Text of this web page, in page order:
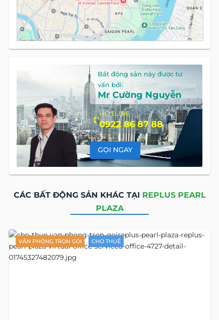
Bất động sản này được tư
vấn bởi:
Mr Cường Nguyễn
HOTLINE
0922 86 87 88
GỌI NGAY
CÁC BẤT ĐỘNG SẢN KHÁC TẠI REPLUS PEARL
PLAZA
VĂN PHÒNG TRỌN GÓI CHO THUÊ